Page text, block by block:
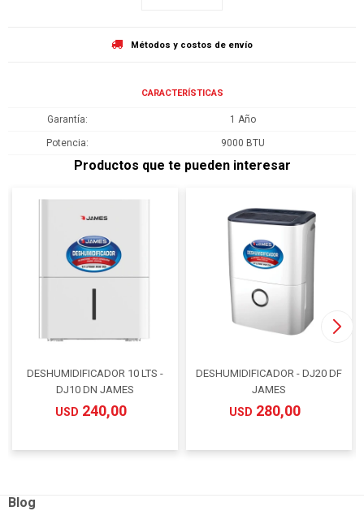
Métodos y costos de envío
CARACTERÍSTICAS
Garantía 1 Año
Potencia 9000 BTU
Productos que te pueden interesar
DESHUMIDIFICADOR 10 LTS -
DJ10 DN JAMES
USD 240,00
DESHUMIDIFICADOR - DJ20 DF
JAMES
USD 280,00
Blog